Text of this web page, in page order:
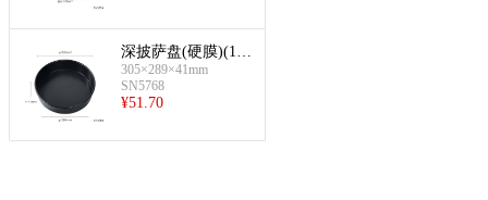
深披萨盘(硬膜)(12
英寸)
305×289×41mm
SN5768
¥51.70